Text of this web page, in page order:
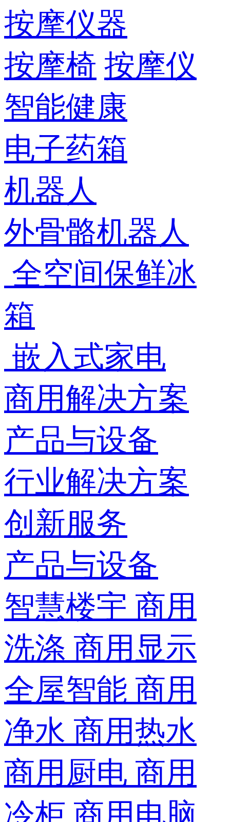
按摩仪器
按摩椅 按摩仪
智能健康
电子药箱
机器人
外骨骼机器人
全空间保鲜冰
箱
嵌入式家电
商用解决方案
产品与设备
行业解决方案
创新服务
产品与设备
智慧楼宇 商用
洗涤 商用显示
全屋智能 商用
净水 商用热水
商用厨电 商用
冷柜 商用电脑